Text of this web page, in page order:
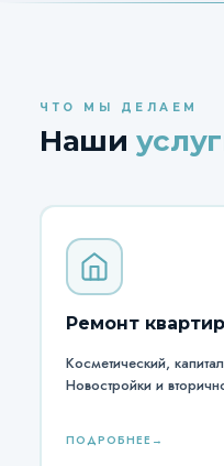
ЧТО МЫ ДЕЛАЕМ
Наши
Ремонт квартир
Косметический,
Новостройки и
ПОДРОБНЕЕ